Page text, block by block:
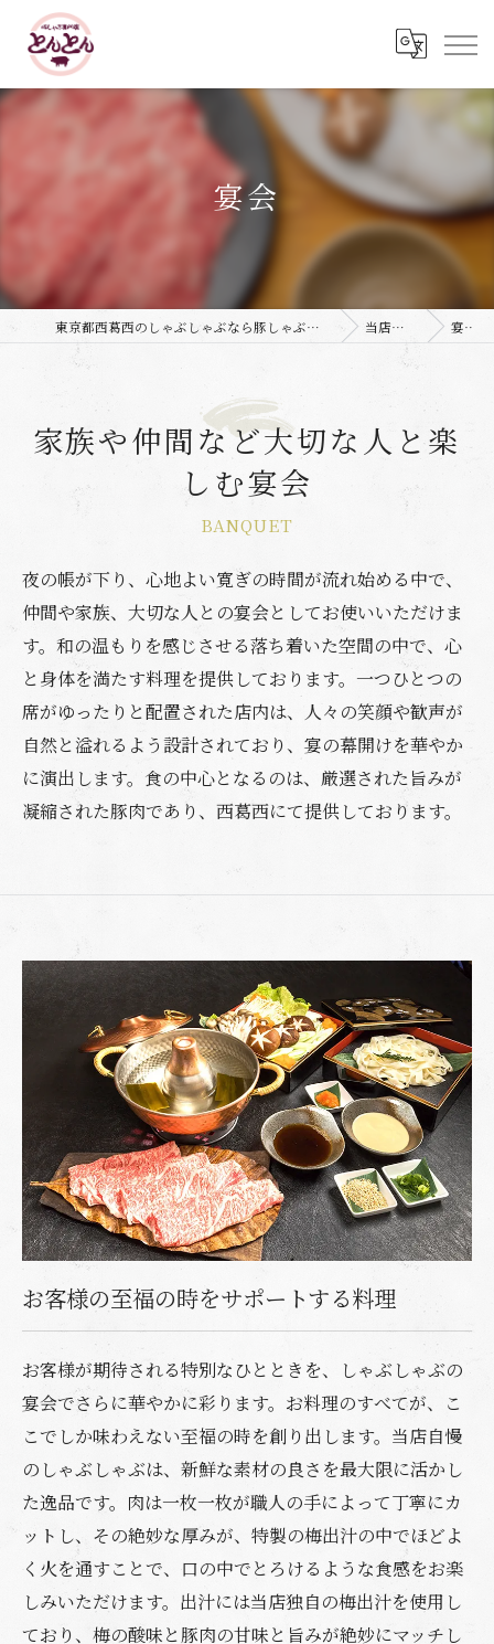
宴会
東京都西葛西のしゃぶしゃぶなら豚しゃぶ専門店 とんとん 当店の特徴 宴会
家族や仲間など大切な人と楽
しむ宴会
BANQUET
夜の帳が下り、心地よい寛ぎの時間が流れ始める中で、
仲間や家族、大切な人との宴会としてお使いいただけま
す。和の温もりを感じさせる落ち着いた空間の中で、心
と身体を満たす料理を提供しております。一つひとつの
席がゆったりと配置された店内は、人々の笑顔や歓声が
自然と溢れるよう設計されており、宴の幕開けを華やか
に演出します。食の中心となるのは、厳選された旨みが
凝縮された豚肉であり、西葛西にて提供しております。
お客様の至福の時をサポートする料理
お客様が期待される特別なひとときを、しゃぶしゃぶの
宴会でさらに華やかに彩ります。お料理のすべてが、こ
こでしか味わえない至福の時を創り出します。当店自慢
のしゃぶしゃぶは、新鮮な素材の良さを最大限に活かし
た逸品です。肉は一枚一枚が職人の手によって丁寧にカ
ットし、その絶妙な厚みが、特製の梅出汁の中でほどよ
く火を通すことで、口の中でとろけるような食感をお楽
しみいただけます。出汁には当店独自の梅出汁を使用し
ており、梅の酸味と豚肉の甘味と旨みが絶妙にマッチし